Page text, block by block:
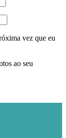
vez que eu
ao seu